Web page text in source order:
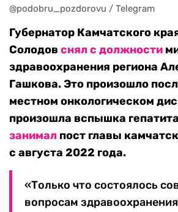
@podobru_pozdorovu / Telegram
Губернатор Камчатского
Солодов снял с должности
здравоохранения региона
Гашкова. Это произошло
местном онкологическом
произошла вспышка
занимал пост главы
с августа 2022 года.
«Только что состоялось
вопросам